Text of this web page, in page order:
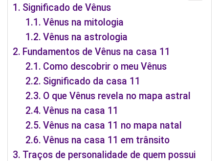
Significado de Vênus
Vênus na mitologia
Vênus na astrologia
Fundamentos de Vênus na casa 11
Como descobrir o meu Vênus
Significado da casa 11
O que Vênus revela no mapa astral
Vênus na casa 11
Vênus na casa 11 no mapa natal
Vênus na casa 11 em trânsito
Traços de personalidade de quem possui